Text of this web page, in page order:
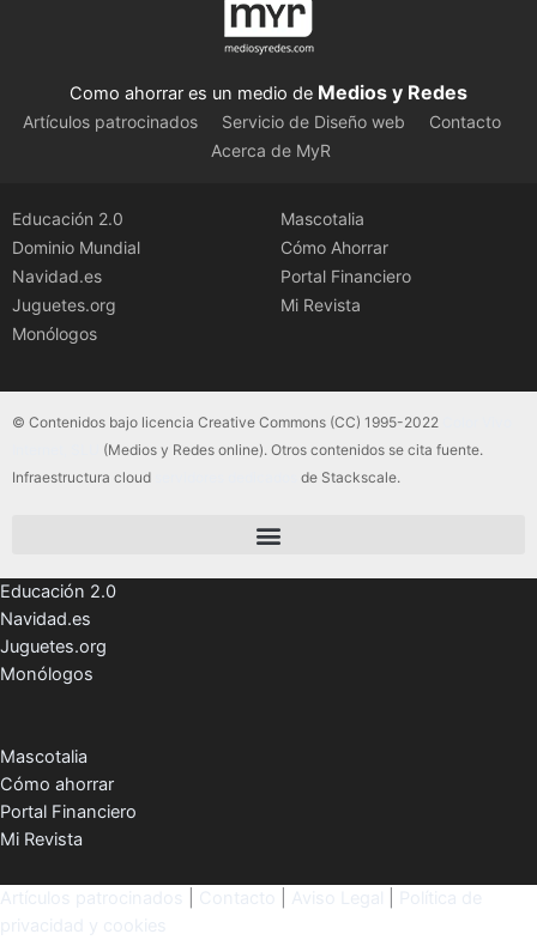
Como ahorrar es un medio de Medios y Redes
Artículos patrocinados Servicio de Diseño web
Contacto
Acerca de MyR
Educación 2.0
Dominio Mundial
Navidad.es
Juguetes.org
Monólogos
Mascotalia
Cómo Ahorrar
Portal Financiero
Mi Revista
© Contenidos bajo licencia Creative Commons (CC) 1995-2022
(Medios y Redes online). Otros contenidos se cita fuente.
Infraestructura cloud
de Stackscale.
Educación 2.0
Navidad.es
Juguetes.org
Monólogos
Mascotalia
Cómo ahorrar
Portal Financiero
Mi Revista